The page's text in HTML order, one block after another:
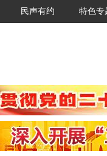
民声有约 特色专